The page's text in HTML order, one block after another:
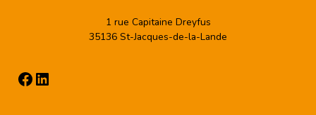
1 rue Capitaine Dreyfus
35136 St-Jacques-de-la-Lande